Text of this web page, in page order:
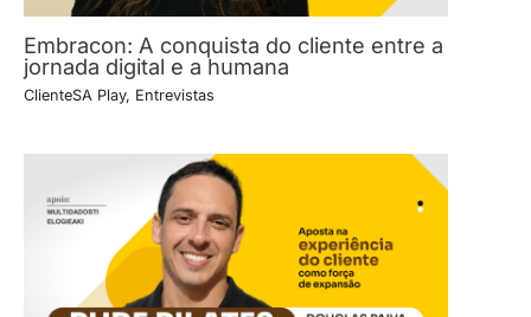
Embracon: A conquista do cliente entre a
jornada digital e a humana
ClienteSA Play, Entrevistas